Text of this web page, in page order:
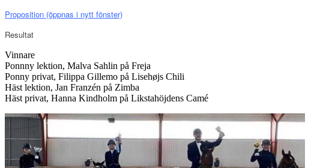
Proposition (öppnas i nytt fönster)
Resultat
Vinnare
Ponnny lektion, Malva Sahlin på Freja
Ponny privat, Filippa Gillemo på Lisehøjs Chili
Häst lektion, Jan Franzén på Zimba
Häst privat, Hanna Kindholm på Likstahöjdens Camé